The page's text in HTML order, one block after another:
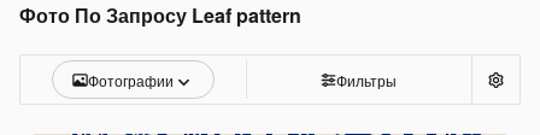
Фото По Запросу Leaf pattern
Фотографии Фильтры